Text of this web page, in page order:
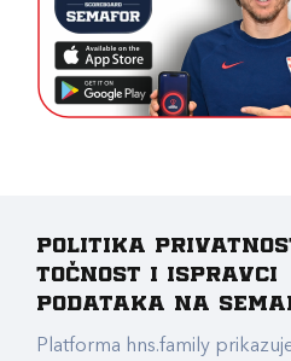
Politika
točnost i ispravci
podataka na
Platforma hns.family